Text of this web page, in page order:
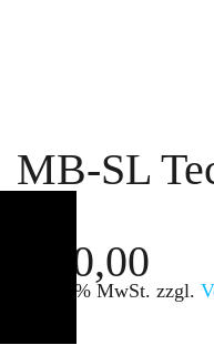
MB-SL
20,00
inkl. 7 % MwSt. zzgl.